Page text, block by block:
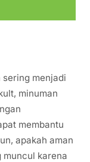
sering menjadi
minuman
membantu
apakah aman
muncul karena